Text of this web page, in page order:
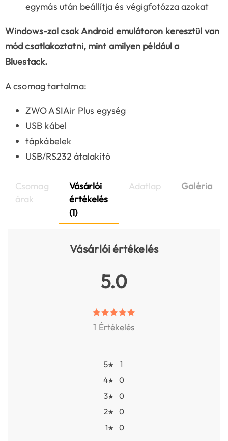
egymás után beállítja és végigfotózza azokat
Windows-zal csak Android emulátoron keresztül van
mód csatlakoztatni, mint amilyen például a
Bluestack.
A csomag tartalma:
ZWO ASIAir Plus egység
USB kábel
tápkábelek
USB/RS232 átalakító
Csomag
árak
Vásárlói
értékelés
(1)
Adatlap Galéria
Vásárlói értékelés
5.0
1 Értékelés
5★
1
4★
0
3★
0
2★
0
1★ 0